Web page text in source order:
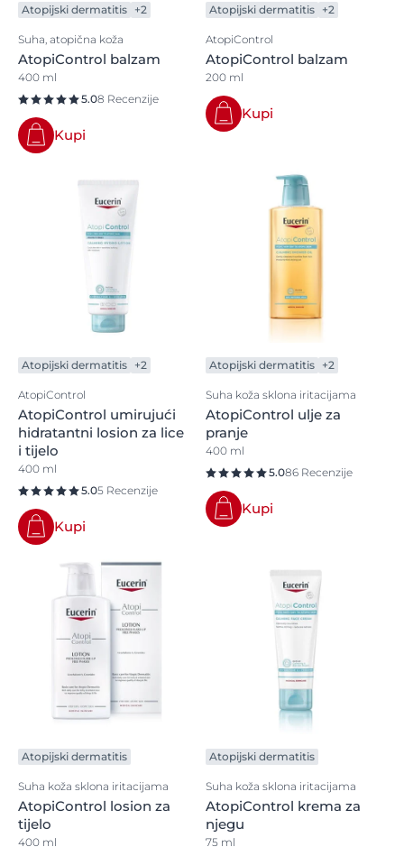
Atopijski dermatitis +2
Suha, atopična koža
AtopiControl balzam
400 ml
5.08 Recenzije
Kupi
Atopijski dermatitis +2
AtopiControl
AtopiControl balzam
200 ml
Kupi
Atopijski dermatitis +2
AtopiControl
AtopiControl umirujući
hidratantni losion za lice
i tijelo
400 ml
5.05 Recenzije
Kupi
Atopijski dermatitis +2
Suha koža sklona iritacijama
AtopiControl ulje za
pranje
400 ml
5.086 Recenzije
Kupi
Atopijski dermatitis
Suha koža sklona iritacijama
AtopiControl losion za
tijelo
400 ml
Atopijski dermatitis
Suha koža sklona iritacijama
AtopiControl krema za
njegu
75 ml